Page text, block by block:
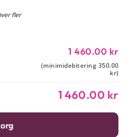
fler
1 460.00 kr
(minimidebitering 350.00
kr)
1 460.00 kr